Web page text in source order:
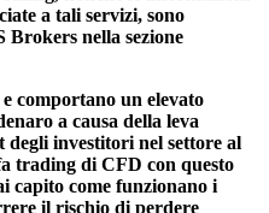
a tali servizi, sono
nella sezione
comportano un elevato
a causa della leva
investitori nel settore al
trading di CFD con questo
capito come funzionano i
il rischio di perdere